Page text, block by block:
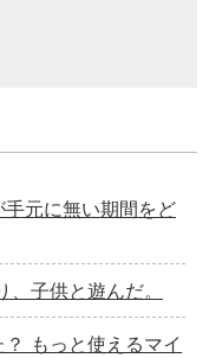
元に無い期間をど
子供と遊んだ。
もっと使えるマイ